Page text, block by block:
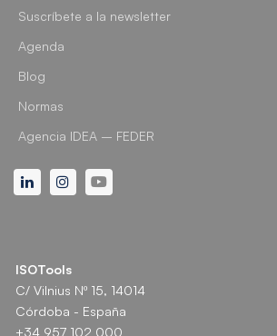
Suscríbete a la newsletter
Agenda
Blog
Normas
Agencia IDEA – FEDER
LinkedinInstagramYoutube
ISOTools
C/ Vilnius Nº 15, 14014
Córdoba - España
+34 957 102 000